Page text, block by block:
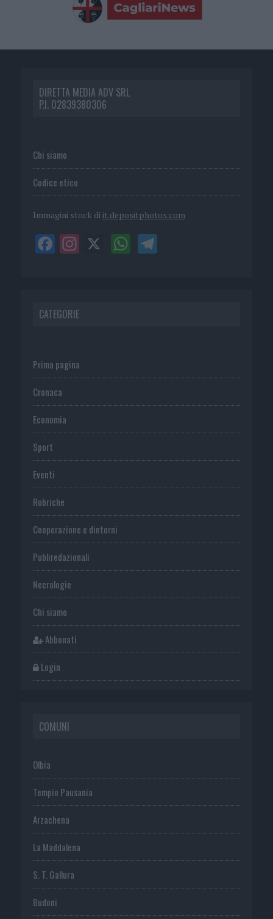
DIRETTA MEDIA ADV SRL
P.I. 02839380306
Chi siamo
Codice etico
Immagini stock di it.depositphotos.com
CATEGORIE
Prima pagina
Cronaca
Economia
Sport
Eventi
Rubriche
Cooperazione e dintorni
Publiredazionali
Necrologie
Chi siamo
Abbonati
Login
COMUNI
Olbia
Tempio Pausania
Arzachena
La Maddalena
S. T. Gallura
Budoni